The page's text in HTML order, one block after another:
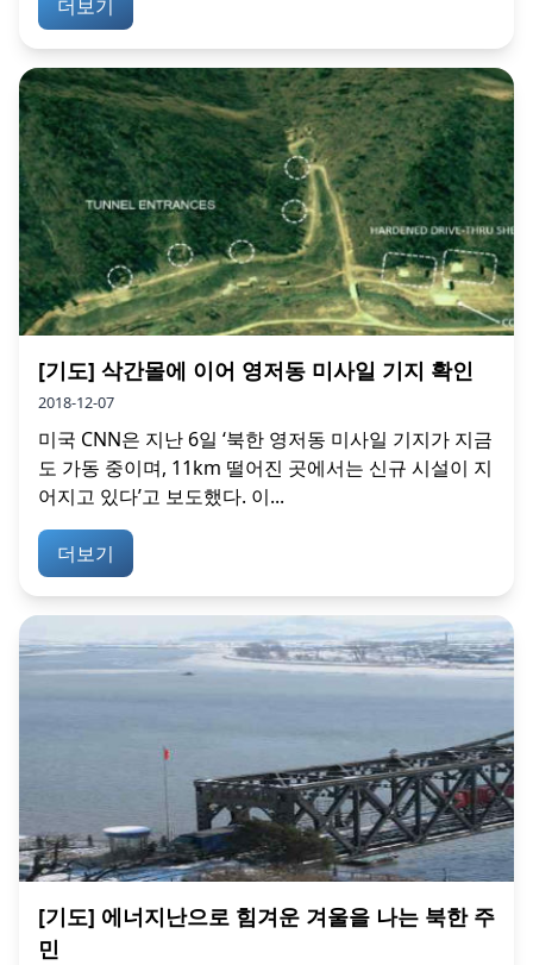
더보기
[기도] 삭간몰에 이어 영저동 미사일 기지 확인
2018-12-07
미국 CNN은 지난 6일 ‘북한 영저동 미사일 기지가 지금
도 가동 중이며, 11km 떨어진 곳에서는 신규 시설이 지
어지고 있다’고 보도했다. 이...
더보기
[기도] 에너지난으로 힘겨운 겨울을 나는 북한 주
민